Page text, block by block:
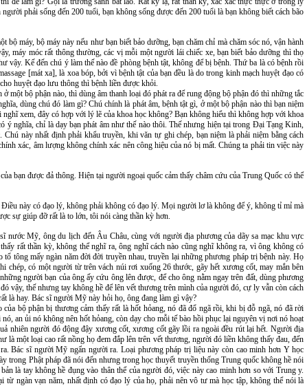
phải sống đến 200 tuổi, bạn không sống được đến 200 tuổi là bạn không biết cách bão
máy, bộ máy này nếu như bạn biết bảo dưỡng, bạn chăm chỉ mà chăm sóc nó, vận hành
máy móc rất thông thường, các vị mỗi một người lái chiếc xe, bạn biết bảo dưỡng thì thọ
vậy. Kế đến chú ý làm thế nào đề phòng bệnh tật, không để bị bệnh. Thứ ba là có bệnh rồi
[mát xa], là xoa bóp, bởi vì bệnh tật của bạn đều là do trong kinh mạch huyệt đạo có
huyệt đạo lưu thông thì bệnh liền được khỏi.
một bộ phận nào, thì dùng âm thanh loại đó phát ra để rung động bộ phận đó thì những tắc
dùng chú đó làm gì? Chú chính là phát âm, bệnh tật gì, ở một bộ phận nào thì bạn niệm
xem, đây có hợp với lý lẽ của khoa học không? Bạn không hiểu thì không hợp với khoa
ý nghĩa, chỉ là dạy bạn phát âm như thế nào thôi. Thế nhưng hiện tại trong Đại Tạng Kinh,
này nhất định phải khẩu truyền, khi văn tự ghi chép, bạn niệm là phải niệm bằng cách
xác, âm lượng không chính xác nên công hiệu của nó bị mất. Chúng ta phải tin việc này
bạn được đả thông. Hiện tại người ngoại quốc cảm thấy châm cứu của Trung Quốc có thể
này có đạo lý, không phải không có đạo lý. Mọi người lơ là không để ý, không tỉ mỉ mà
sự giúp đỡ rất là to lớn, tôi nói càng thần kỳ hơn.
Mỹ, ông du lịch đến Âu Châu, cùng với người địa phương của dãy sa mạc khu vực
rất thần kỳ, không thể nghĩ ra, ông nghĩ cách nào cũng nghĩ không ra, vì ông không có
tông mấy ngàn năm đời đời truyền nhau, truyền lại những phương pháp trị bệnh này. Họ
có một người từ trên vách núi rơi xuống 26 thước, gãy hết xương cốt, may mắn bên
người bạn của ông ấy cứu ông lên được, để cho ông nằm ngay trên đất, dùng phương
thế nhưng tay không hề để lên vết thương trên mình của người đó, cự ly vẫn còn cách
là hay. Bác sĩ người Mỹ này hỏi họ, ông đang làm gì vậy?
bộ phận bị thương cảm thấy rất là hốt hỏang, nó đã đổ ngã rồi, khi bị đỗ ngã, nó đã rời
an ủi nó không nên hốt hỏang, còn dạy cho mỗi tế bào hồi phục lại nguyên vị nơi nó hoạt
nhiên người đó động đậy xương cốt, xương cốt gãy lồi ra ngoài đều rút lại hết. Người địa
một loại cao rất nồng họ đem đắp lên trên vết thương, người đó liền không thấy đau, đến
Bác sĩ người Mỹ ngẩn người ra. Loại phương pháp trị liệu này còn cao minh hơn Y học
trong Phật pháp đã nói đến nhưng trong học thuyết truyền thống Trung quốc không hề nói
là tay không hề đụng vào thân thể của người đó, việc này cao minh hơn so với Trung y.
ngàn vạn năm, nhất định có đạo lý của họ, phải nên vô tư mà học tập, không thể nói là